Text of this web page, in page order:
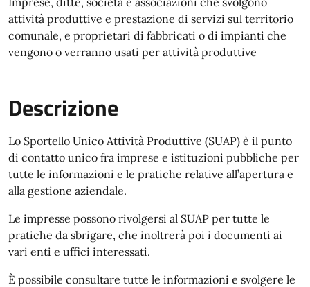
attività produttive e prestazione di servizi sul territorio
comunale, e proprietari di fabbricati o di impianti che
vengono o verranno usati per attività produttive
Descrizione
Lo Sportello Unico Attività Produttive (SUAP) è il punto
di contatto unico fra imprese e istituzioni pubbliche per
tutte le informazioni e le pratiche relative all’apertura e
alla gestione aziendale.
Le impresse possono rivolgersi al SUAP per tutte le
pratiche da sbrigare, che inoltrerà poi i documenti ai
vari enti e uffici interessati.
È possibile consultare tutte le informazioni e svolgere le